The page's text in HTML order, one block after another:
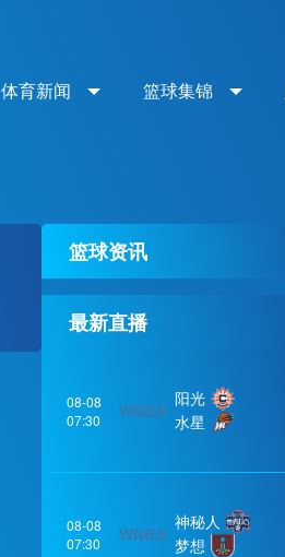
体育新闻 篮球集锦
篮球资讯
最新直播
08-08
07:30
WNBA
阳光
水星
08-08
07:30
WNBA
神秘人
梦想